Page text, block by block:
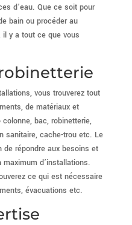
d’eau. Que ce soit pour
bain ou procéder au
y a tout ce que vous
vous trouverez tout
de matériaux et
bac, robinetterie,
sanitaire, cache-trou etc. Le
répondre aux besoins et
d’installations.
ce qui est nécessaire
évacuations etc.